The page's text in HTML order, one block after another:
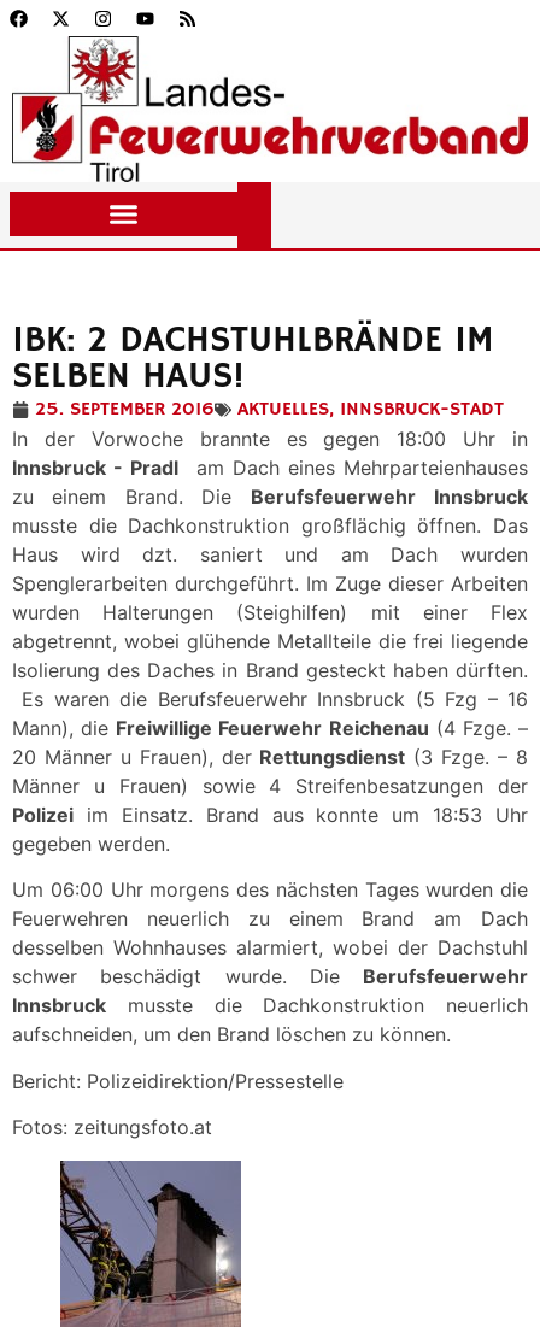
IBK: 2 DACHSTUHLBRÄNDE IM
SELBEN HAUS!
25. SEPTEMBER 2016 AKTUELLES, INNSBRUCK-STADT
In der Vorwoche brannte es gegen 18:00 Uhr in
Innsbruck - Pradl am Dach eines Mehrparteienhauses
zu einem Brand. Die Berufsfeuerwehr
Innsbruck
musste die Dachkonstruktion großflächig öffnen. Das
Haus wird dzt. saniert und am Dach wurden
Spenglerarbeiten durchgeführt. Im Zuge dieser Arbeiten
wurden Halterungen (Steighilfen) mit einer Flex
abgetrennt, wobei glühende Metallteile die frei liegende
Isolierung des Daches in Brand gesteckt haben dürften.
Es waren die Berufsfeuerwehr Innsbruck (5 Fzg – 16
Mann), die Freiwillige Feuerwehr Reichenau (4 Fzge. –
20 Männer u Frauen), der Rettungsdienst (3 Fzge. – 8
Männer u Frauen) sowie 4 Streifenbesatzungen der
Polizei im Einsatz. Brand aus konnte um 18:53 Uhr
gegeben werden.
Um 06:00 Uhr morgens des nächsten Tages wurden die
Feuerwehren neuerlich zu einem Brand am Dach
desselben Wohnhauses alarmiert, wobei der Dachstuhl
schwer beschädigt wurde. Die Berufsfeuerwehr
Innsbruck musste die Dachkonstruktion neuerlich
aufschneiden, um den Brand löschen zu können.
Bericht: Polizeidirektion/Pressestelle
Fotos: zeitungsfoto.at